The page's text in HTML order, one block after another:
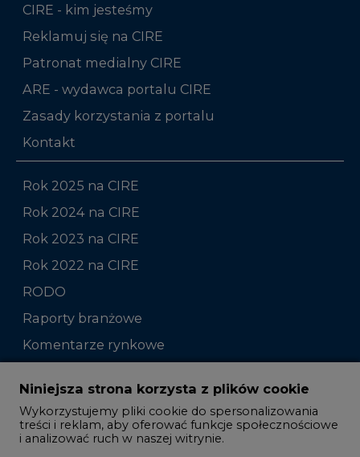
CIRE - kim jesteśmy
Reklamuj się na CIRE
Patronat medialny CIRE
ARE - wydawca portalu CIRE
Zasady korzystania z portalu
Kontakt
Rok 2025 na CIRE
Rok 2024 na CIRE
Rok 2023 na CIRE
Rok 2022 na CIRE
RODO
Raporty branżowe
Komentarze rynkowe
Zmiany kadrowe na rynku
Studio CIRE
Rozmowy o energetyce
Niniejsza strona korzysta z plików cookie
Wykorzystujemy pliki cookie do spersonalizowania
treści i reklam, aby oferować funkcje społecznościowe
i analizować ruch w naszej witrynie.